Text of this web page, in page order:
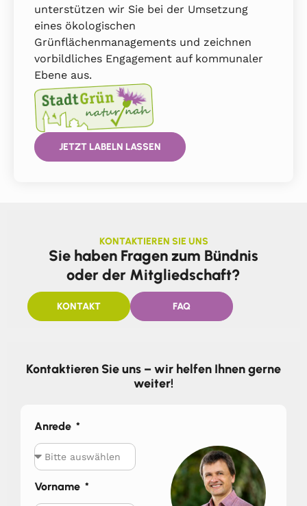
unterstützen wir Sie bei der Umsetzung
eines ökologischen
Grünflächenmanagements und zeichnen
vorbildliches Engagement auf kommunaler
Ebene aus.
JETZT LABELN LASSEN
KONTAKTIEREN SIE UNS
Sie haben Fragen zum Bündnis
oder der Mitgliedschaft?
KONTAKT FAQ
Kontaktieren Sie uns – wir helfen Ihnen gerne
weiter!
Anrede
Vorname